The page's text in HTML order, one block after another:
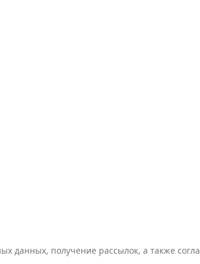
данных, получение рассылок, а также